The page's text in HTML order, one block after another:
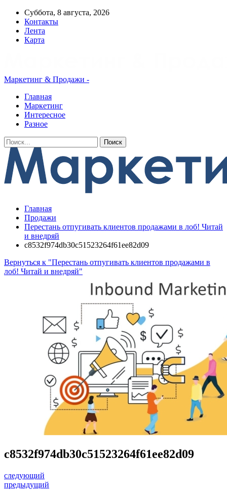
Суббота, 8 августа, 2026
Контакты
Лента
Карта
Маркетинг & Продажи -
Главная
Маркетинг
Интересное
Разное
Главная
Продажи
Перестань отпугивать клиентов продажами в лоб! Читай
и внедряй
c8532f974db30c51523264f61ee82d09
Вернуться к "Перестань отпугивать клиентов продажами в
лоб! Читай и внедряй"
c8532f974db30c51523264f61ee82d09
следующий
предыдущий